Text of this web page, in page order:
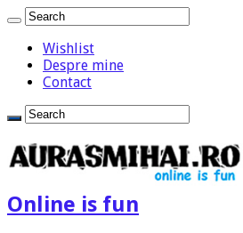
Wishlist
Despre mine
Contact
Online is fun